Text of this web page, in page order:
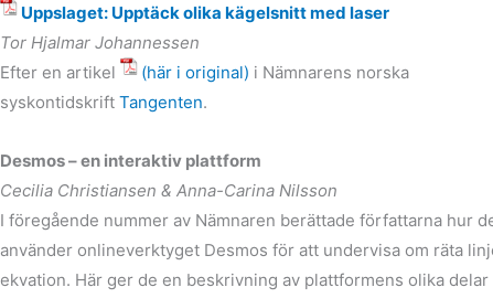
Uppslaget: Upptäck olika kägelsnitt med laser
Tor Hjalmar Johannessen
Efter en artikel
(här i original) i Nämnarens norska
syskontidskrift Tangenten.
Desmos – en interaktiv plattform
Cecilia Christiansen & Anna-Carina Nilsson
I föregående nummer av Nämnaren berättade författarna hur
använder onlineverktyget Desmos för att undervisa om räta
ekvation. Här ger de en beskrivning av plattformens olika delar